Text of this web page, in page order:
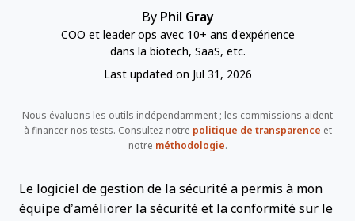
By Phil Gray
COO et leader ops avec 10+ ans d'expérience
dans la biotech, SaaS, etc.
Last updated on Jul 31, 2026
Nous évaluons les outils indépendamment ; les commissions aident
à financer nos tests. Consultez notre politique de transparence et
notre méthodologie.
Le logiciel de gestion de la sécurité a permis à mon
équipe d’améliorer la sécurité et la conformité sur le